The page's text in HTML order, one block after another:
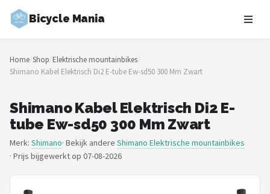
Bicycle Mania
Zoeken
NAVIGATIE
Merken
Blog
Fietsroutes
Home/Shop/Elektrische mountainbikes/
Shimano Kabel Elektrisch Di2 E-tube Ew-sd50 300 Mm Zwart
Shimano Kabel Elektrisch Di2 E-
tube Ew-sd50 300 Mm Zwart
Merk: Shimano· Bekijk andere Shimano Elektrische mountainbikes
· Prijs bijgewerkt op 07-08-2026